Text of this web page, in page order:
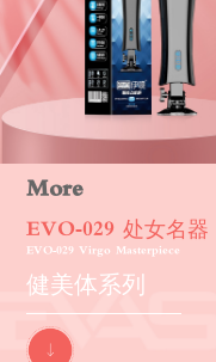
More
EVO-029 处女名器
EVO-029 Virgo Masterpiece
健美体系列